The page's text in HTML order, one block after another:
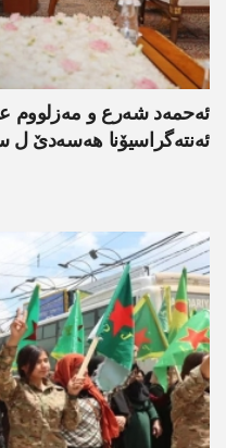
ئەحمەد شەرع و مەزلووم
ئەنتەگراسیۆنا ھەسەدێ ل